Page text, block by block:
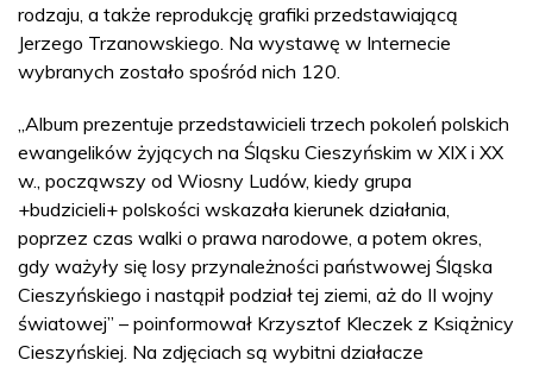
rodzaju, a także reprodukcję grafiki przedstawiającą
Jerzego Trzanowskiego. Na wystawę w Internecie
wybranych zostało spośród nich 120.
„Album prezentuje przedstawicieli trzech pokoleń polskich
ewangelików żyjących na Śląsku Cieszyńskim w XIX i XX
w., począwszy od Wiosny Ludów, kiedy grupa
+budzicieli+ polskości wskazała kierunek działania,
poprzez czas walki o prawa narodowe, a potem okres,
gdy ważyły się losy przynależności państwowej Śląska
Cieszyńskiego i nastąpił podział tej ziemi, aż do II wojny
światowej” – poinformował Krzysztof Kleczek z Książnicy
Cieszyńskiej. Na zdjęciach są wybitni działacze